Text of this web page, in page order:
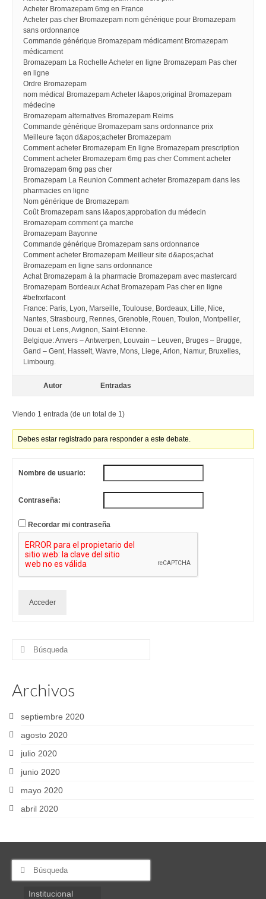
Acheter Bromazepam 6mg en France
Acheter pas cher Bromazepam nom générique pour Bromazepam
sans ordonnance
Commande générique Bromazepam médicament Bromazepam
médicament
Bromazepam La Rochelle Acheter en ligne Bromazepam Pas cher
en ligne
Ordre Bromazepam
nom médical Bromazepam Acheter l&apos;original Bromazepam
médecine
Bromazepam alternatives Bromazepam Reims
Commande générique Bromazepam sans ordonnance prix
Meilleure façon d&apos;acheter Bromazepam
Comment acheter Bromazepam En ligne Bromazepam prescription
Comment acheter Bromazepam 6mg pas cher Comment acheter
Bromazepam 6mg pas cher
Bromazepam La Reunion Comment acheter Bromazepam dans les
pharmacies en ligne
Nom générique de Bromazepam
Coût Bromazepam sans l&apos;approbation du médecin
Bromazepam comment ça marche
Bromazepam Bayonne
Commande générique Bromazepam sans ordonnance
Comment acheter Bromazepam Meilleur site d&apos;achat
Bromazepam en ligne sans ordonnance
Achat Bromazepam à la pharmacie Bromazepam avec mastercard
Bromazepam Bordeaux Achat Bromazepam Pas cher en ligne
#befrxrfacont
France: Paris, Lyon, Marseille, Toulouse, Bordeaux, Lille, Nice,
Nantes, Strasbourg, Rennes, Grenoble, Rouen, Toulon, Montpellier,
Douai et Lens, Avignon, Saint-Etienne.
Belgique: Anvers – Antwerpen, Louvain – Leuven, Bruges – Brugge,
Gand – Gent, Hasselt, Wavre, Mons, Liege, Arlon, Namur, Bruxelles,
Limbourg.
Autor Entradas
Viendo 1 entrada (de un total de 1)
Debes estar registrado para responder a este debate.
Nombre de usuario:
Contraseña:
Recordar mi contraseña
Acceder
Buscar
Archivos
septiembre 2020
agosto 2020
julio 2020
junio 2020
mayo 2020
abril 2020
Buscar
Institucional